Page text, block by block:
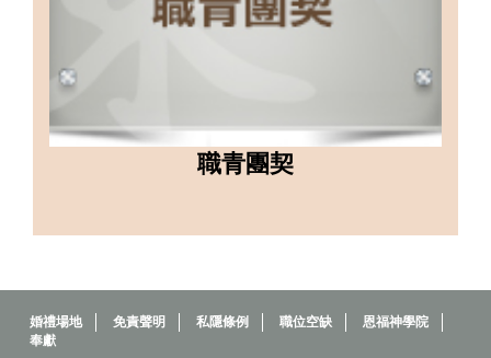
職青團契
婚禮場地 免責聲明 私隱條例 職位空缺
恩福神學院
奉獻